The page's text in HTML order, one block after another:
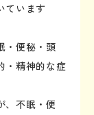
ています
・便秘・頭
・精神的な症
、不眠・便